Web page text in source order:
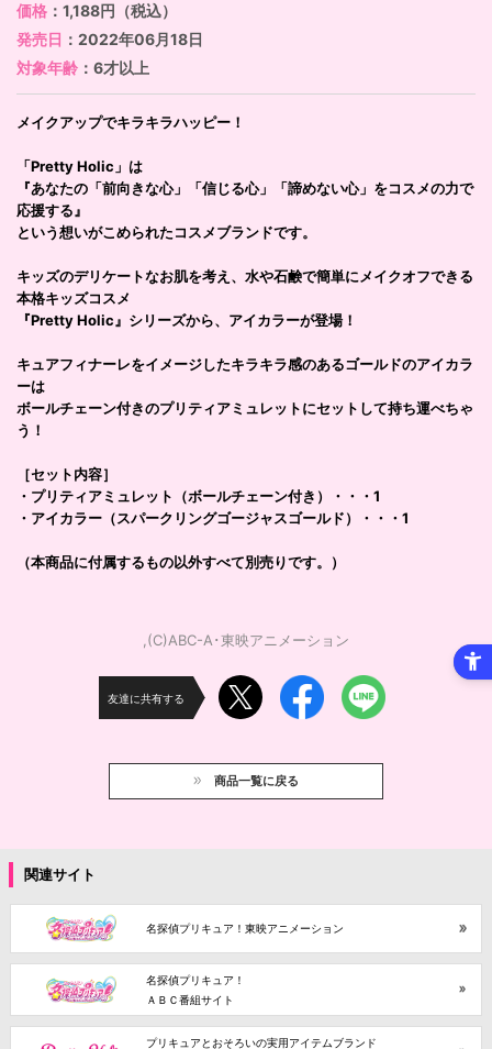
価格 ：1,188円（税込）
発売日 ：2022年06月18日
対象年齢 ：6才以上
メイクアップでキラキラハッピー！
「Pretty Holic」は
『あなたの「前向きな心」「信じる心」「諦めない心」をコスメの力で
応援する』
という想いがこめられたコスメブランドです。
キッズのデリケートなお肌を考え、水や石鹸で簡単にメイクオフできる
本格キッズコスメ
『Pretty Holic』シリーズから、アイカラーが登場！
キュアフィナーレをイメージしたキラキラ感のあるゴールドのアイカラ
ーは
ボールチェーン付きのプリティアミュレットにセットして持ち運べちゃ
う！
［セット内容］
・プリティアミュレット（ボールチェーン付き）・・・1
・アイカラー（スパークリングゴージャスゴールド）・・・1
（本商品に付属するもの以外すべて別売りです。）
,(C)ABC-A･東映アニメーション
友達に共有する
商品一覧に戻る
関連サイト
名探偵プリキュア！東映アニメーション
名探偵プリキュア！
ＡＢＣ番組サイト
プリキュアとおそろいの実用アイテムブランド